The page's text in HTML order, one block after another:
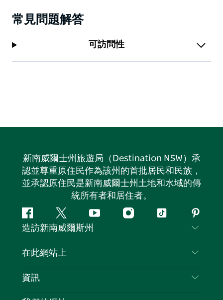
常見問題解答
可訪問性
新南威爾士州旅遊局（Destination NSW）承
認並尊重原住民作為該州的首批居民和民族，
並承認原住民是新南威爾士州土地和水域的傳
統所有者和居住者。
Facebook嘰
嘰
喳
Youtube Instagram
抖
造訪新南威爾斯州
聯絡我們
隱私
在此網站上
目的地
資訊